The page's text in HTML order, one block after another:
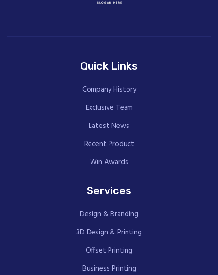
Quick Links
Company History
Exclusive Team
Latest News
Recent Product
Win Awards
Services
Design & Branding
3D Design & Printing
Offset Printing
Business Printing